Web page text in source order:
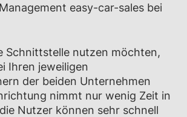
easy-car-sales bei
Schnittstelle nutzen möchten,
Ihren jeweiligen
der beiden Unternehmen
nimmt nur wenig Zeit in
Nutzer können sehr schnell